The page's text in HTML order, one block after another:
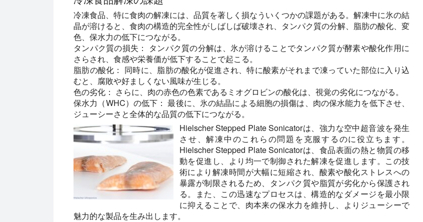
冷凍食品、特に食肉の解凍には、品質を著しく損なういくつかの課題がある。解凍中に氷の結
晶が溶けると、食肉の構造的完全性がしばしば破壊され、タンパク質の分解、脂肪の酸化、変
色、保水力の低下につながる。
タンパク質の損失：
タンパク質の分解は、氷が溶けることでタンパク質が酵素や酸化作用に
さらされ、食感や栄養価が低下することで起こる。
脂肪の酸化： 同時に、脂肪の酸化が促進され、特に酸素がそれまで凍っていた部位に入り込
むと、腐敗や好ましくない風味が生じる。
色の劣化： さらに、肉の赤色の色素であるミオグロビンの酸化は、視覚の劣化につながる。
保水力（WHC）の低下： 最後に、氷の結晶による細胞の損傷は、肉の保水能力を低下させ、
ジューシーさと全体的な品質の低下につながる。
Hielscher Stepped Plate Sonicatorは、強力な空中超音波を発生
させ、解凍中のこれらの問題を克服するのに役立ちます。
Hielscher Stepped Plate Sonicatorは、食品表面の熱と物質の移
動を促進し、より均一で制御された解凍を促進します。この技
術により解凍時間が大幅に短縮され、酸素や酸化ストレスへの
暴露が制限されるため、タンパク質や脂質が劣化から保護され
る。また、この迅速なプロセスは、構造的なダメージを最小限
に抑えることで、肉本来の保水力を維持し、よりジューシーで
魅力的な製品を生み出します。